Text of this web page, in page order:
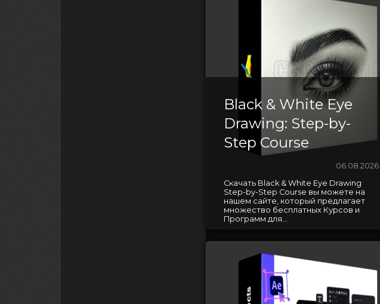
Black & White Eye
Drawing: Step-by-
Step Course
06.08.2026
Скачать Black & White Eye Drawing
Step-by-Step Course вы можете на
нашем сайте, который предлагает
множество бесплатных Курсов и
Программ для...